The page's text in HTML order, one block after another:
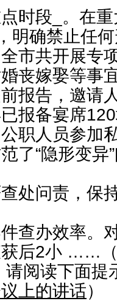
时段_。在
明确禁止任
市共开展专
丧嫁娶等事
报告，邀请
报备宴席
职人员参加
了“隐形变异
查处问责，保
查办效率。
后2小 ……
请阅读下面提
上的讲话）